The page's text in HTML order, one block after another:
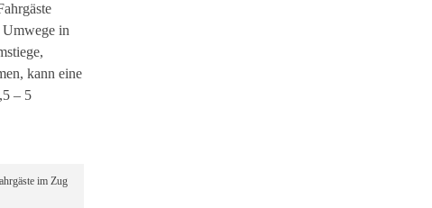
Umwege in
kann eine
– 5
im Zug